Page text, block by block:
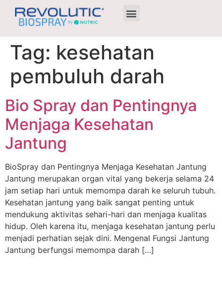
Tag: kesehatan
pembuluh darah
Bio Spray dan Pentingnya
Menjaga Kesehatan
Jantung
BioSpray dan Pentingnya Menjaga Kesehatan Jantung
Jantung merupakan organ vital yang bekerja selama 24
jam setiap hari untuk memompa darah ke seluruh tubuh.
Kesehatan jantung yang baik sangat penting untuk
mendukung aktivitas sehari-hari dan menjaga kualitas
hidup. Oleh karena itu, menjaga kesehatan jantung perlu
menjadi perhatian sejak dini. Mengenal Fungsi Jantung
Jantung berfungsi memompa darah […]